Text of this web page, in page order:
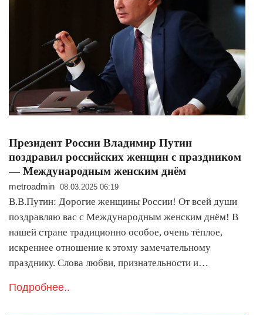
Президент России Владимир Путин
поздравил российских женщин с праздником
— Международным женским днём
metroadmin 08.03.2025 06:19
В.В.Путин: Дорогие женщины России! От всей души
поздравляю вас с Международным женским днём! В
нашей стране традиционно особое, очень тёплое,
искреннее отношение к этому замечательному
празднику. Слова любви, признательности и…
Подробнее..